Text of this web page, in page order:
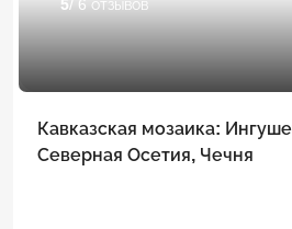
5/ 6 отзывов
Кавказская мозаика:
Северная Осетия, Чечня